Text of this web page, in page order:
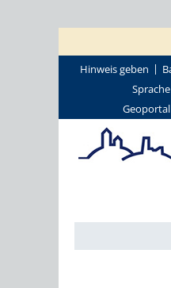
Hinweis geben
Sprache
Geoportal